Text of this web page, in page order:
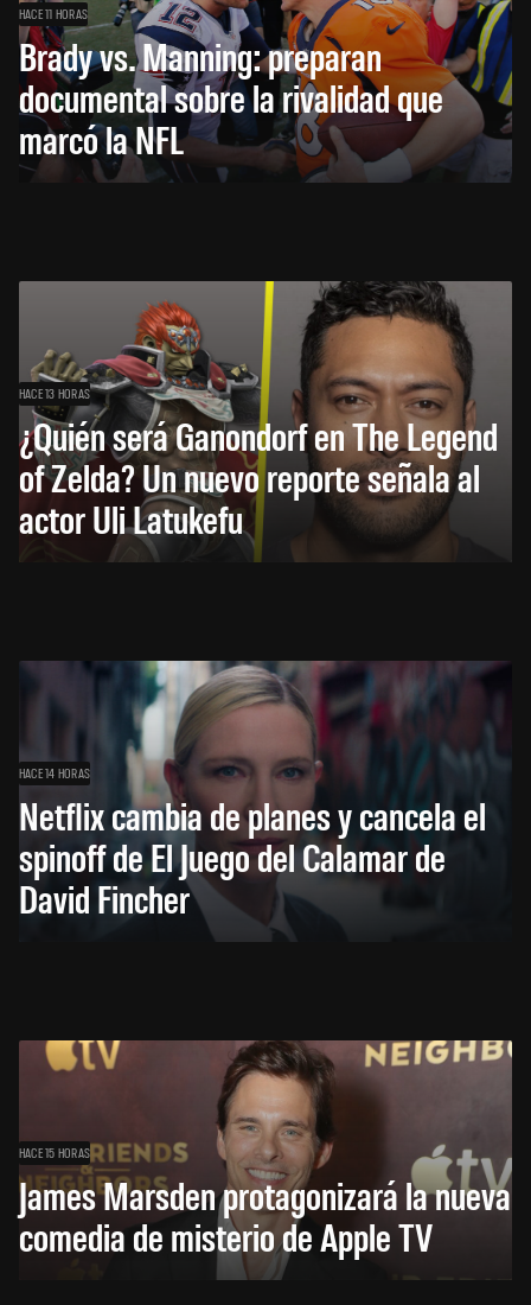
HACE 11 HORAS
Brady vs. Manning: preparan
documental sobre la rivalidad que
marcó la NFL
HACE 13 HORAS
¿Quién será Ganondorf en The Legend
of Zelda? Un nuevo reporte señala al
actor Uli Latukefu
HACE 14 HORAS
Netflix cambia de planes y cancela el
spinoff de El Juego del Calamar de
David Fincher
HACE 15 HORAS
James Marsden protagonizará la nueva
comedia de misterio de Apple TV